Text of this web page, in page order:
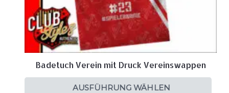
Badetuch Verein mit Druck Vereinswappen
AUSFÜHRUNG WÄHLEN